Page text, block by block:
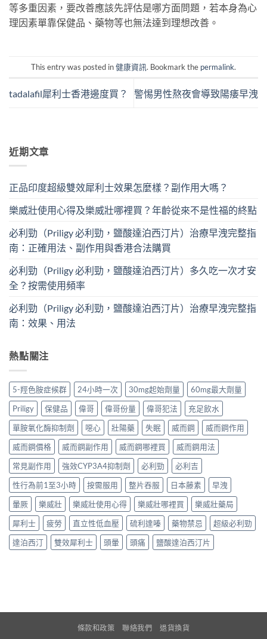
等多重因素，要改善應該先評估是哪方面問題，若本身為心
理因素單靠保健品、藥物等也無法達到理想改善。
This entry was posted in健康資訊. Bookmark the permalink.
tadalafil犀利士香港邊度買？ 警惕男性熬夜會導致陽痿早洩
近期文章
正品印度超級雙效犀利士效果怎麼樣？副作用大嗎？
樂威壯使用心得及樂威壯哪裡買？年齡從來不是性福的終點
必利勁（Priligy 必利勁，鹽酸達泊西汀片）治療早洩完整指
南：正確用法、副作用與香港合法購買
必利勁（Priligy 必利勁，鹽酸達泊西汀片）多久吃一次才安
全？按需使用頻率
必利勁（Priligy 必利勁，鹽酸達泊西汀片）治療早洩完整指
南：效果、用法
熱點關注
5-羥色胺症候群 24小時一次 30mg起始劑量
60mg最大劑量
Priligy
保健品 偉哥 偉哥份量 偉哥犯法
充足飲水
單胺氧化酶抑制劑
噁心 壯陽藥 失眠 威而鋼
威而鋼作用
威而鋼價格
威而鋼副作用 威而鋼哪裡買
威而鋼用法
常見副作用
強效CYP3A4抑制劑 必利勁
必利吉
性行為前1至3小時
按需服用 整片吞服 日本藤素
早洩
暈厥
樂威壯 樂威壯使用心得 樂威壯哪裡買
樂威壯藥局
犀利士
疲勞 直立性低血壓 硫利達嗪 藥物禁忌
超級必利勁
達泊西汀
雙效犀利士 頭暈 頭痛 鹽酸達泊西汀片
條款和政策 聯絡我們 退貨換貨